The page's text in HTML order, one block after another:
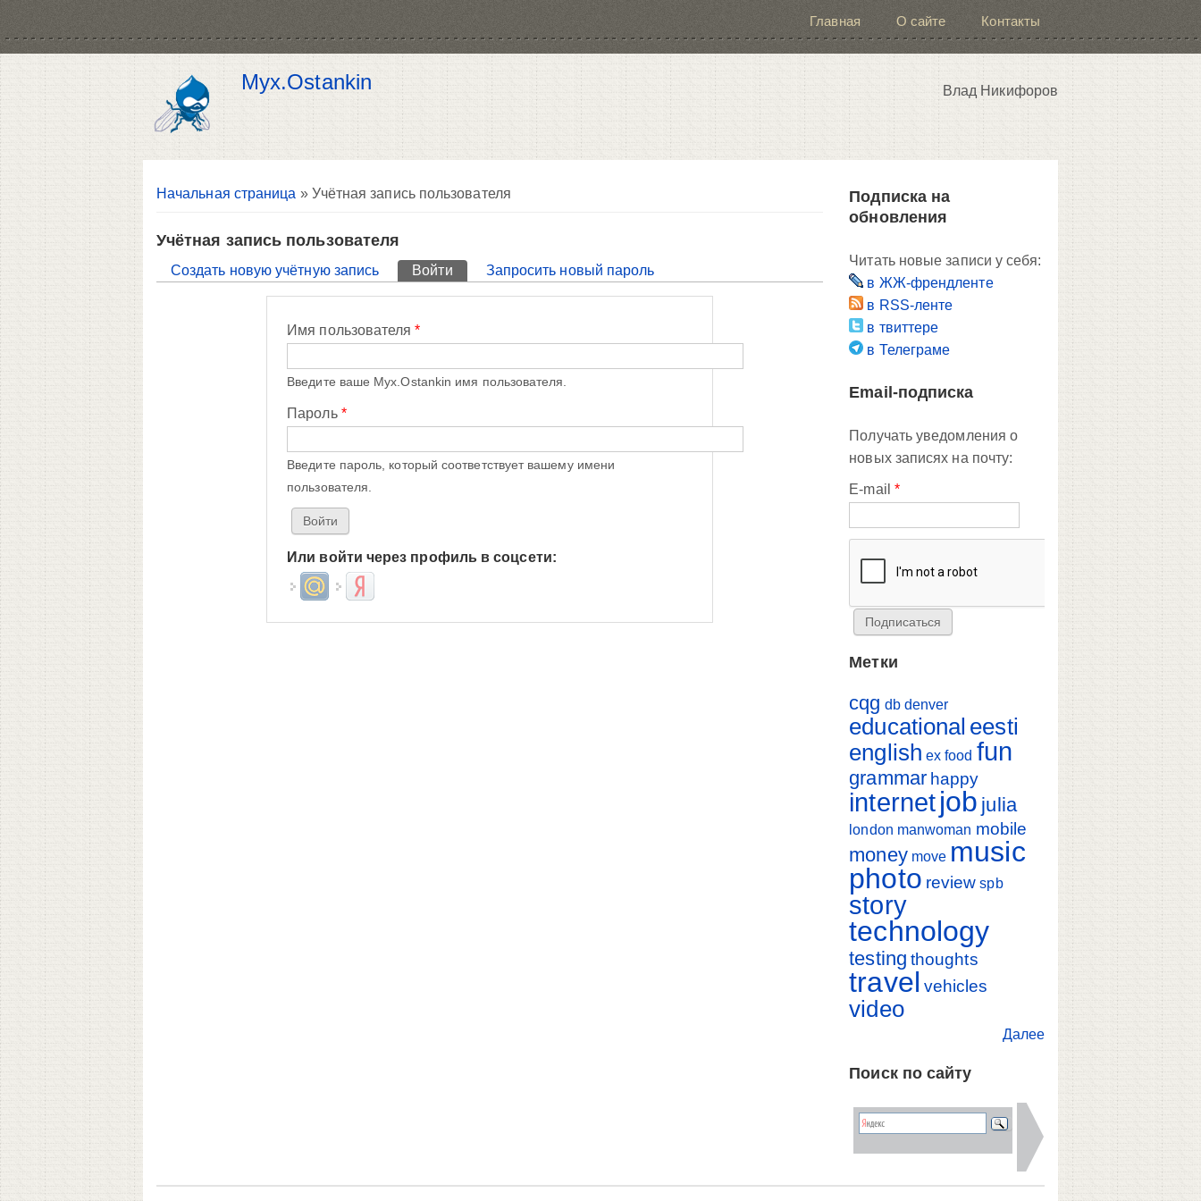
Главная О сайте Контакты
Myx.Ostankin Влад Никифоров
Вы здесь
Начальная страница » Учётная запись пользователя
Учётная запись пользователя
Главные вкладки
Создать новую учётную запись Войти (активная вкладка)
Запросить новый пароль
Имя пользователя*
Введите ваше Myx.Ostankin имя пользователя.
Пароль *
Введите пароль, который соответствует вашему имени
пользователя.
Или войти через профиль в соцсети:
Login with Mail.ruLogin with Яндекс
Подписка на
обновления
Читать новые записи у себя:
в ЖЖ-френдленте
в RSS-ленте
в твиттере
в Телеграме
Email-подписка
Получать уведомления о
новых записях на почту:
E-mail *
Метки
cqg db denver
educational eesti
english ex food fun
grammar happy
internetjob julia
london manwoman mobile
money move music
photo review spb
story
technology
testing thoughts
travel vehicles
video
Далее
Поиск по сайту